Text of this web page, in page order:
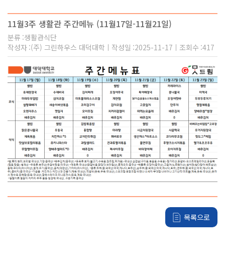
커뮤니티
Copyright
DAEDUK
UNIVERSITY.
All Rights
Reserved.
사이버제안함
입학안내
입학안내
학과안내
K-컬쳐계열
사회계열
11월3주 생활관 주간메뉴 (11월17일-11월21일)
분류 생활관식단
작성자 (주) 그린하우스 대덕대학 작성일 2025-11-17 조회수 417
목록으로